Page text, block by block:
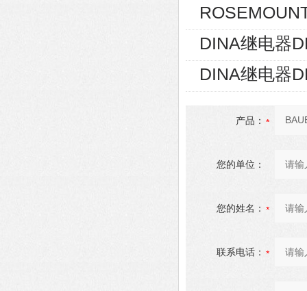
DINA继电器
DINA继电器
产品：
您的单位：
您的姓名：
联系电话：